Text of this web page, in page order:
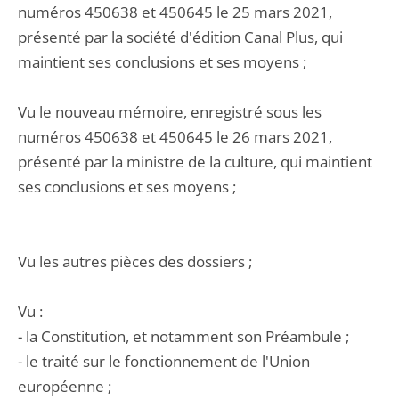
numéros 450638 et 450645 le 25 mars 2021,
présenté par la société d'édition Canal Plus, qui
maintient ses conclusions et ses moyens ;
Vu le nouveau mémoire, enregistré sous les
numéros 450638 et 450645 le 26 mars 2021,
présenté par la ministre de la culture, qui maintient
ses conclusions et ses moyens ;
Vu les autres pièces des dossiers ;
Vu :
- la Constitution, et notamment son Préambule ;
- le traité sur le fonctionnement de l'Union
européenne ;